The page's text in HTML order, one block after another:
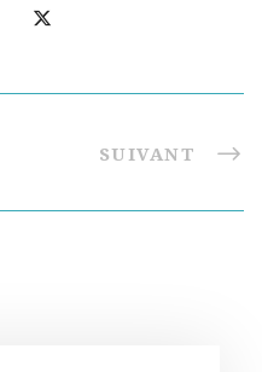
SUIVANT